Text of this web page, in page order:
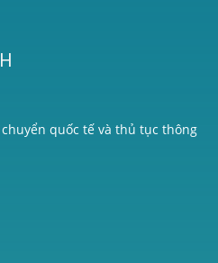
quốc tế và thủ tục thông